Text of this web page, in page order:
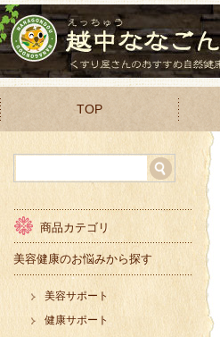
TOP
商品カテゴリ
美容健康のお悩みから探す
美容サポート
健康サポート